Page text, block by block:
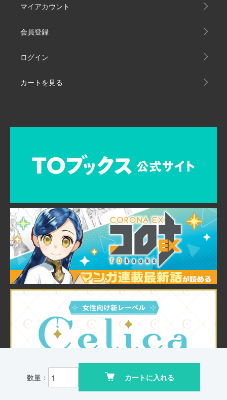
数量： カートに入れる
マイアカウント
会員登録
ログイン
カートを見る